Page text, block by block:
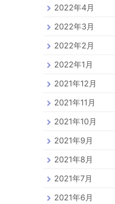
2022年4月
2022年3月
2022年2月
2022年1月
2021年12月
2021年11月
2021年10月
2021年9月
2021年8月
2021年7月
2021年6月